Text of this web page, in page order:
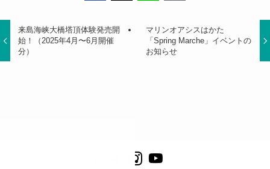
来島海峡大橋塔頂体験発売開
始！（2025年4月〜6月開催
分）
マリンオアシスはかた
「Spring Marche」イベントの
お知らせ